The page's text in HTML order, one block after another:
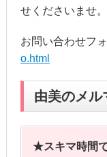
せくださいませ。
お問い合わせフォ
o.html
由美のメル
★スキマ時間